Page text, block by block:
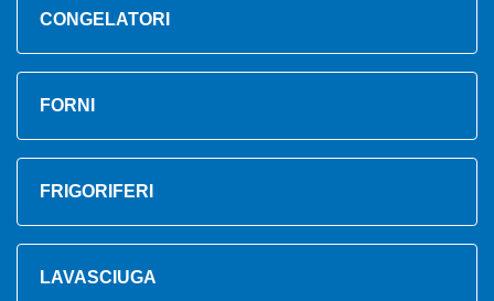
CONGELATORI
FORNI
FRIGORIFERI
LAVASCIUGA